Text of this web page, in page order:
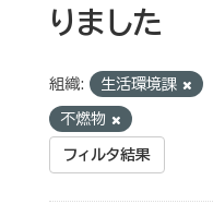
りました
組織: 生活環境課
不燃物
フィルタ結果